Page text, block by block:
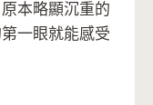
本略顯沉重的
一眼就能感受